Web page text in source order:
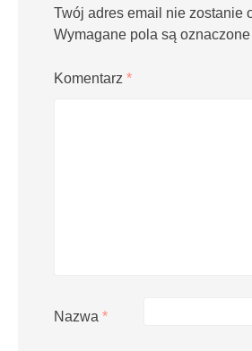
Twój adres email nie zostanie
Wymagane pola są oznaczone
Komentarz *
Nazwa *